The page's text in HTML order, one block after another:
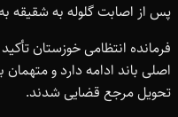
پس از اصابت گلوله به شقیقه
فرمانده انتظامی خوزستان
اصلی باند ادامه دارد و
تحویل مرجع قضایی شدند.